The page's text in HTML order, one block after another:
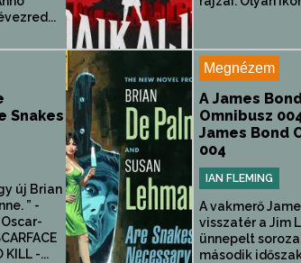
Snakes
új Brian
” -
KILL -...
Megnézem
A James
Omnibusz
James Bond
004
IAN FLEMING
A vakmerő
visszatér a Jim
ünnepelt
második